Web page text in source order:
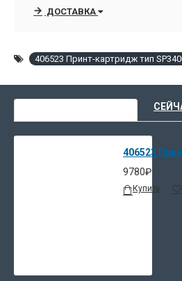
ДОСТАВКА
406523 Принт-картридж тип
406523
9780₽
Купить